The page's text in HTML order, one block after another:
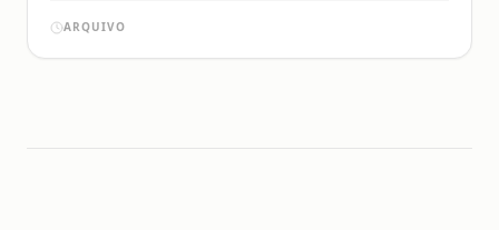
ARQUIVO